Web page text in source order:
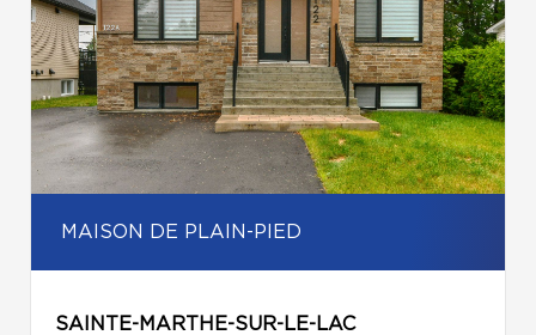
MAISON DE PLAIN-PIED
SAINTE-MARTHE-SUR-LE-LAC